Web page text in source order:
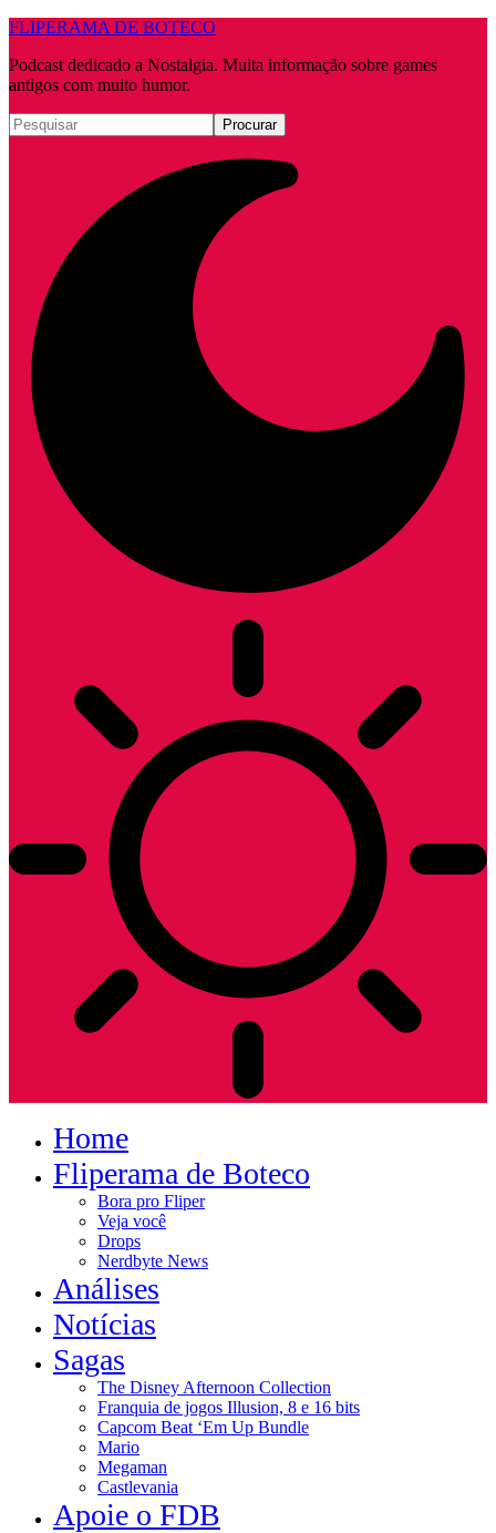
FLIPERAMA DE BOTECO
Podcast dedicado a Nostalgia. Muita informação sobre games
antigos com muito humor.
Home
Fliperama de Boteco
Bora pro Fliper
Veja você
Drops
Nerdbyte News
Análises
Notícias
Sagas
The Disney Afternoon Collection
Franquia de jogos Illusion, 8 e 16 bits
Capcom Beat ‘Em Up Bundle
Mario
Megaman
Castlevania
Apoie o FDB